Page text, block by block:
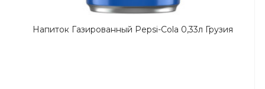
Напиток Газированный Pepsi-Cola 0,33л Грузия